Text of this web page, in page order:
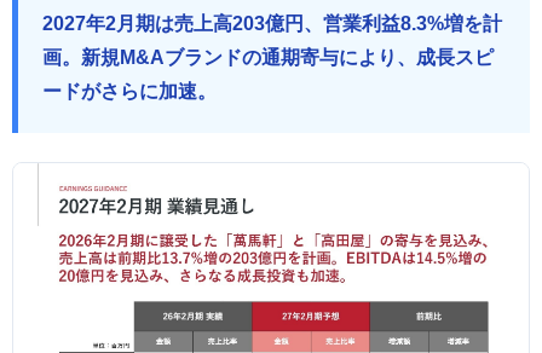
2027年2月期は売上高203億円、営業利益8.3%増を計
画。新規M&Aブランドの通期寄与により、成長スピ
ードがさらに加速。